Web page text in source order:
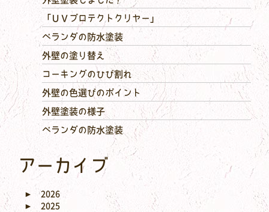
「ＵＶプロテクトクリヤー」
ベランダの防水塗装
外壁の塗り替え
コーキングのひび割れ
外壁の色選びのポイント
外壁塗装の様子
ベランダの防水塗装
アーカイブ
►
2026
►
2025